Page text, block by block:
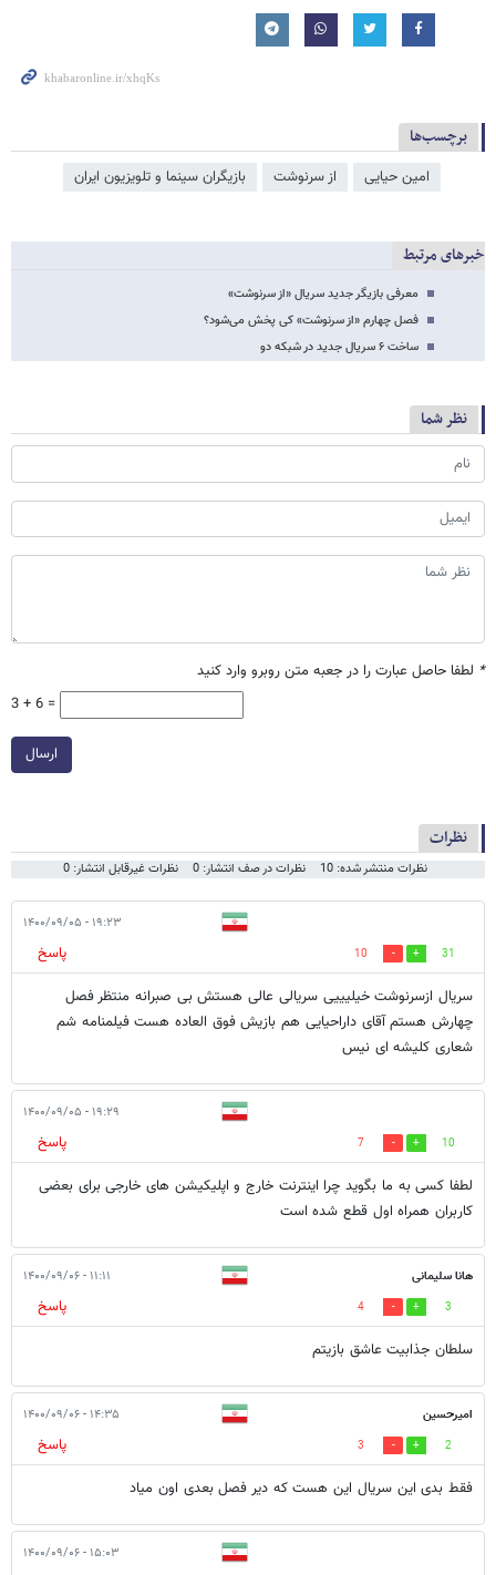
برچسب‌ها
امین حیایی از سرنوشت بازیگران سینما و تلویزیون ایران
خبرهای مرتبط
معرفی بازیگر جدید سریال «از سرنوشت»
فصل چهارم «از سرنوشت» کی پخش می‌شود؟
ساخت ۶ سریال جدید در شبکه دو
نظر شما
* لطفا حاصل عبارت را در جعبه متن روبرو وارد کنید
3 + 6 =
ارسال
نظرات
نظرات منتشر شده: 10 نظرات در صف انتشار: 0 نظرات غیرقابل انتشار: 0
۱۹:۲۳ - ۱۴۰۰/۰۹/۰۵
31
10
پاسخ
سریال ازسرنوشت خیلیییی سریالی عالی هستش بی صبرانه منتظر فصل
چهارش هستم آقای داراحیایی هم بازیش فوق العاده هست فیلمنامه شم
شعاری کلیشه ای نیس
۱۹:۲۹ - ۱۴۰۰/۰۹/۰۵
10
7
پاسخ
لطفا کسی به ما بگوید چرا اینترنت خارج و اپلیکیشن های خارجی برای بعضی
کاربران همراه اول قطع شده است
هانا سلیمانی ۱۱:۱۱ - ۱۴۰۰/۰۹/۰۶
3
4
پاسخ
سلطان جذابیت عاشق بازیتم
امیرحسین ۱۴:۳۵ - ۱۴۰۰/۰۹/۰۶
2
3
پاسخ
فقط بدی این سریال این هست که دیر فصل بعدی اون میاد
۱۵:۰۳ - ۱۴۰۰/۰۹/۰۶